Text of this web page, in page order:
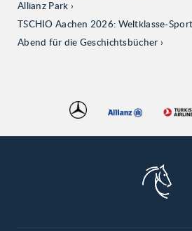
Allianz Park
TSCHIO Aachen 2026: Weltklasse-
Abend für die Geschichtsbücher